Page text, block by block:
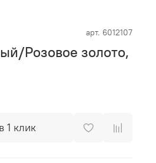
арт. 6012107
Розовое золото,
1 клик